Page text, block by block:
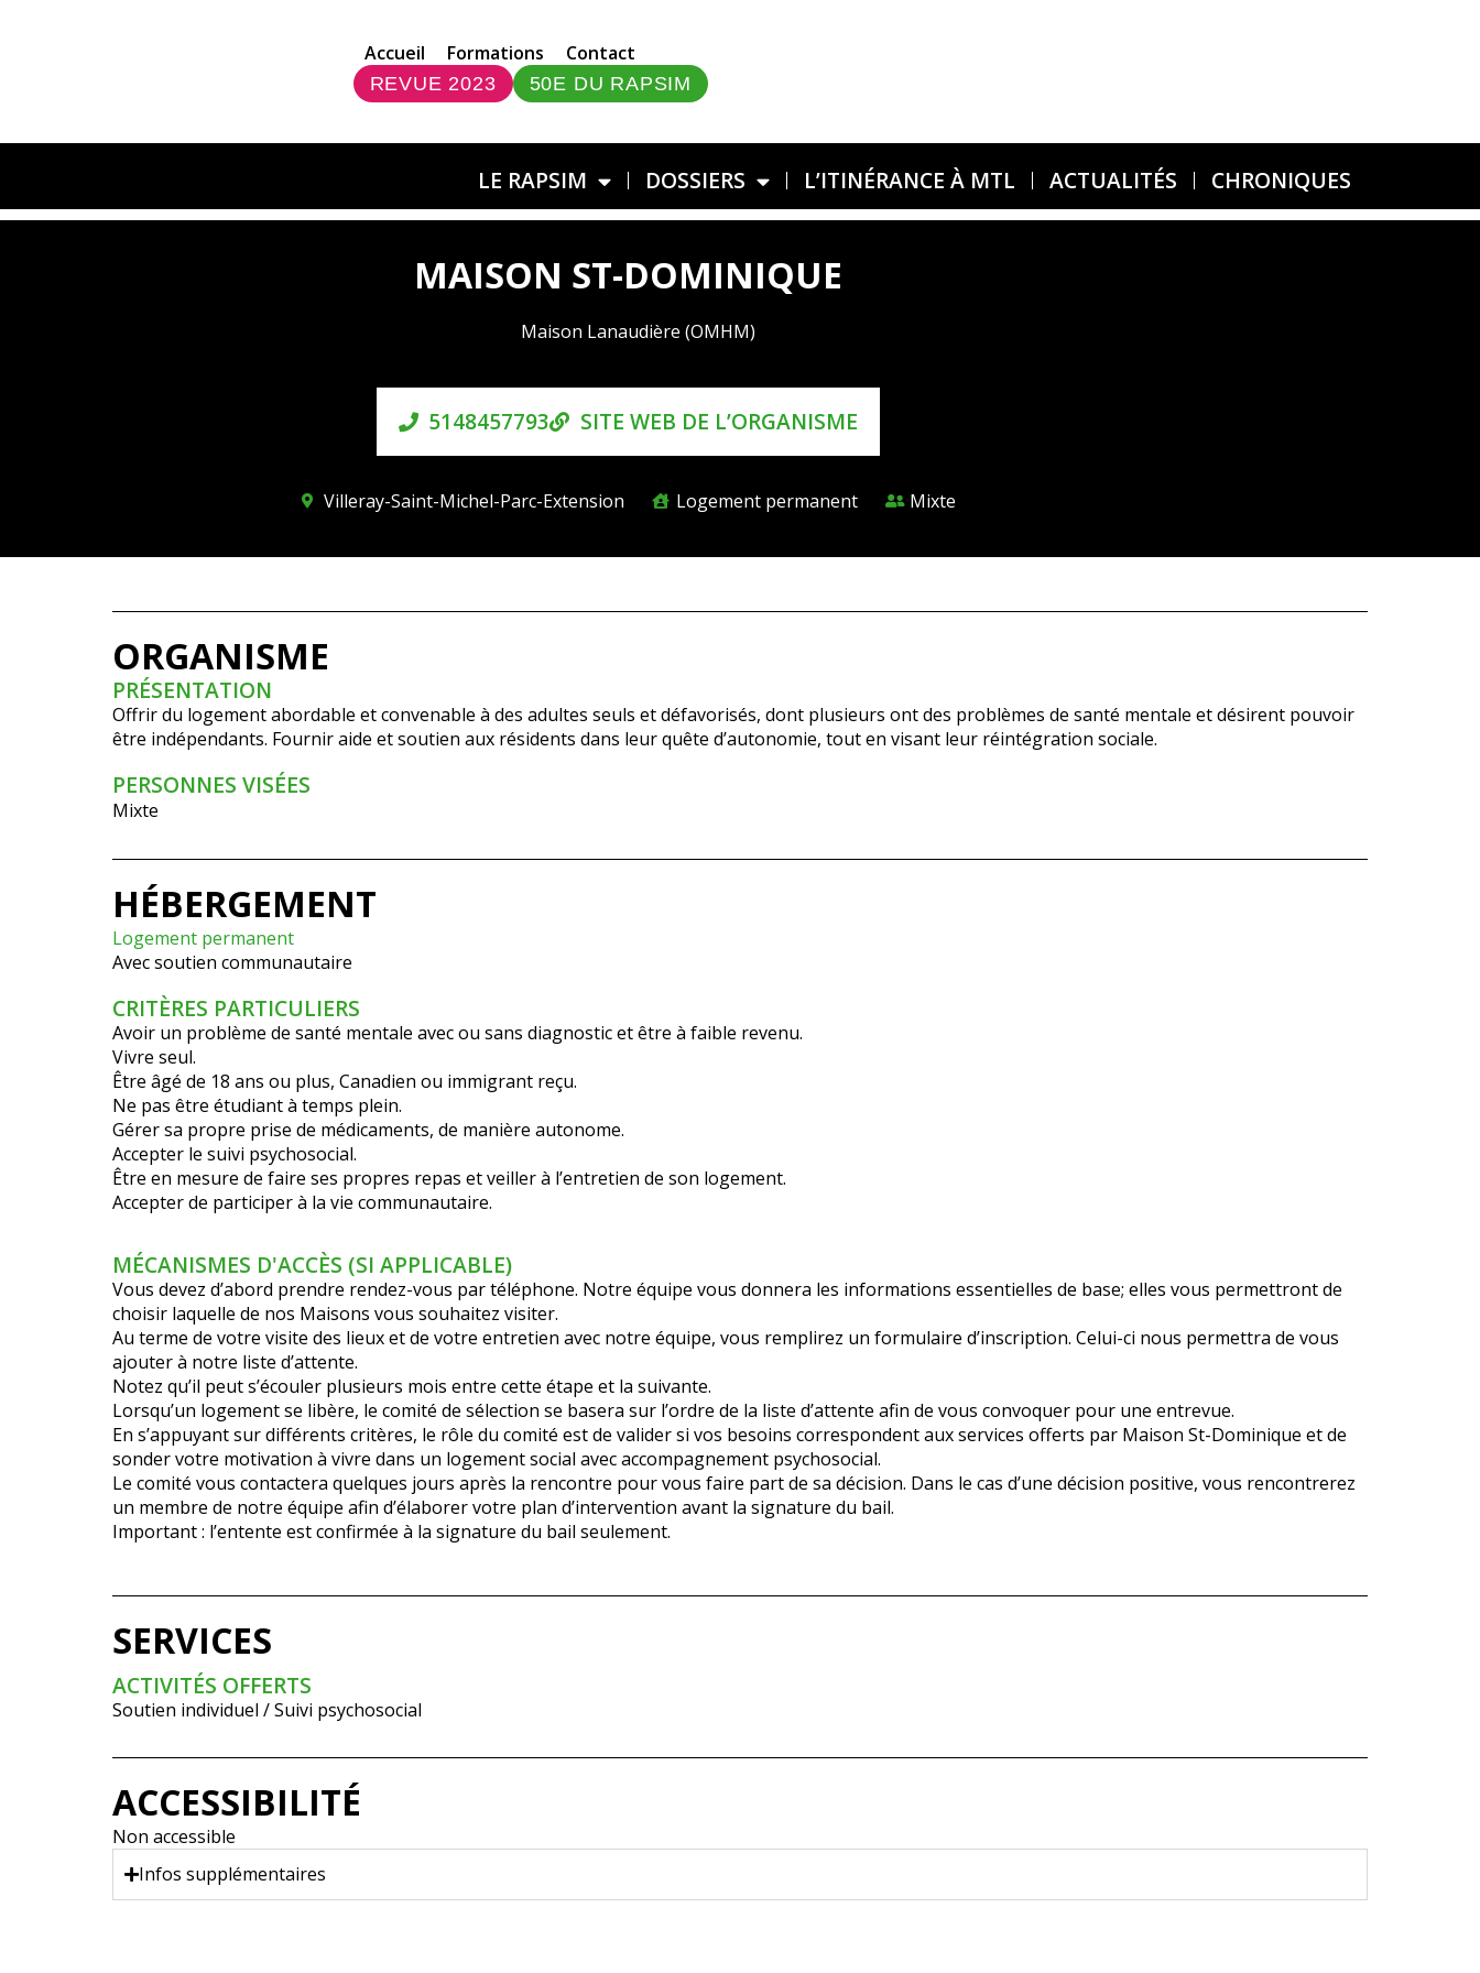
Accueil Formations Contact
REVUE 2023 50E DU RAPSIM
LE RAPSIM DOSSIERS L’ITINÉRANCE À MTL ACTUALITÉS CHRONIQUES
MAISON ST-DOMINIQUE
Maison Lanaudière (OMHM)
5148457793 SITE WEB DE L’ORGANISME
Villeray-Saint-Michel-Parc-Extension Logement permanent Mixte
ORGANISME
PRÉSENTATION
Offrir du logement abordable et convenable à des adultes seuls et défavorisés, dont plusieurs ont des problèmes de santé mentale et désirent pouvoir
être indépendants. Fournir aide et soutien aux résidents dans leur quête d’autonomie, tout en visant leur réintégration sociale.
PERSONNES VISÉES
Mixte
HÉBERGEMENT
Logement permanent
Avec soutien communautaire
CRITÈRES PARTICULIERS
Avoir un problème de santé mentale avec ou sans diagnostic et être à faible revenu.
Vivre seul.
Être âgé de 18 ans ou plus, Canadien ou immigrant reçu.
Ne pas être étudiant à temps plein.
Gérer sa propre prise de médicaments, de manière autonome.
Accepter le suivi psychosocial.
Être en mesure de faire ses propres repas et veiller à l’entretien de son logement.
Accepter de participer à la vie communautaire.
MÉCANISMES D'ACCÈS (SI APPLICABLE)
Vous devez d’abord prendre rendez-vous par téléphone. Notre équipe vous donnera les informations essentielles de base; elles vous permettront de
choisir laquelle de nos Maisons vous souhaitez visiter.
Au terme de votre visite des lieux et de votre entretien avec notre équipe, vous remplirez un formulaire d’inscription. Celui-ci nous permettra de vous
ajouter à notre liste d’attente.
Notez qu’il peut s’écouler plusieurs mois entre cette étape et la suivante.
Lorsqu’un logement se libère, le comité de sélection se basera sur l’ordre de la liste d’attente afin de vous convoquer pour une entrevue.
En s’appuyant sur différents critères, le rôle du comité est de valider si vos besoins correspondent aux services offerts par Maison St-Dominique et de
sonder votre motivation à vivre dans un logement social avec accompagnement psychosocial.
Le comité vous contactera quelques jours après la rencontre pour vous faire part de sa décision. Dans le cas d’une décision positive, vous rencontrerez
un membre de notre équipe afin d’élaborer votre plan d’intervention avant la signature du bail.
Important : l’entente est confirmée à la signature du bail seulement.
SERVICES
ACTIVITÉS OFFERTS
Soutien individuel / Suivi psychosocial
ACCESSIBILITÉ
Non accessible
Infos supplémentaires